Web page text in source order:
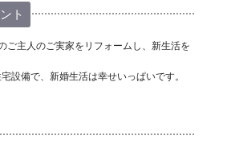
ト
ご主人のご実家をリフォームし、新生活を
設備で、新婚生活は幸せいっぱいです。